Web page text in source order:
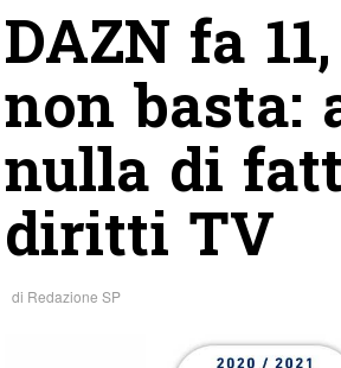
DAZN fa
non basta:
nulla di
diritti TV
di Redazione SP